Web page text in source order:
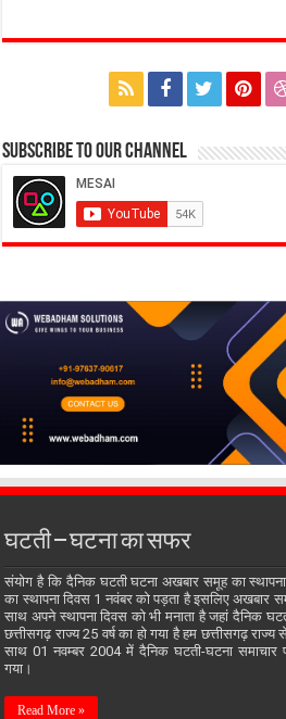
Subscribe to our Channel
घटती – घटना का सफर
संयोग है कि दैनिक घटती घटना अखबार समूह का
का स्थापना दिवस 1 नवंबर को पड़ता है इसलिए अखबार
साथ अपने स्थापना दिवस को भी मनाता है जहां दैनिक
छत्तीसगढ़ राज्य 25 वर्ष का हो गया है हम छत्तीसगढ़
साथ 01 नवम्बर 2004 में दैनिक घटती-घटना समाचार
गया।
Read More »